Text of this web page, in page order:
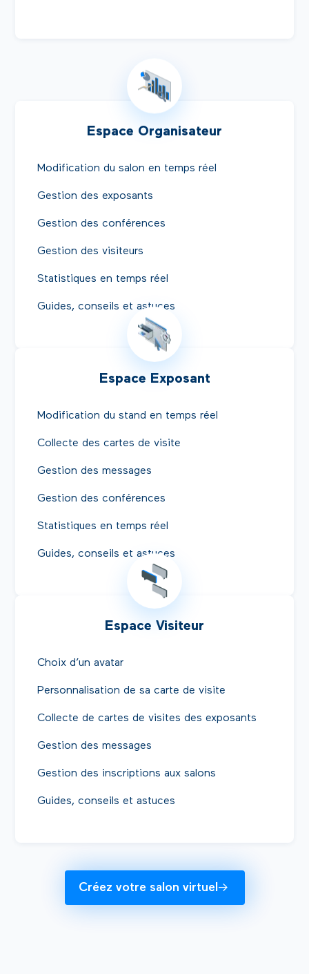
Espace Organisateur
Modification du salon en temps réel
Gestion des exposants
Gestion des conférences
Gestion des visiteurs
Statistiques en temps réel
Guides, conseils et astuces
Espace Exposant
Modification du stand en temps réel
Collecte des cartes de visite
Gestion des messages
Gestion des conférences
Statistiques en temps réel
Guides, conseils et astuces
Espace Visiteur
Choix d’un avatar
Personnalisation de sa carte de visite
Collecte de cartes de visites des exposants
Gestion des messages
Gestion des inscriptions aux salons
Guides, conseils et astuces
Créez votre salon virtuel ->